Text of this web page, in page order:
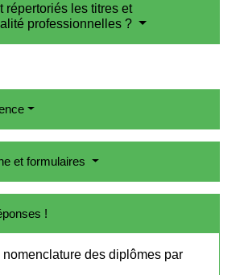
répertoriés les titres et
professionnelles ?
et formulaires
!
des diplômes par